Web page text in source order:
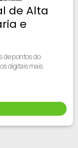
de Alta
e
de pontos do
digitais mais